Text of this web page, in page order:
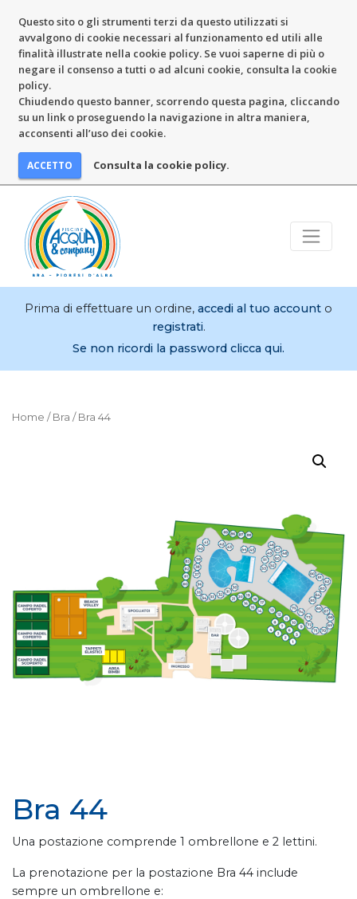
Questo sito o gli strumenti terzi da questo utilizzati si
avvalgono di cookie necessari al funzionamento ed utili alle
finalità illustrate nella cookie policy. Se vuoi saperne di più o
negare il consenso a tutti o ad alcuni cookie, consulta la cookie
policy.
Chiudendo questo banner, scorrendo questa pagina, cliccando
su un link o proseguendo la navigazione in altra maniera,
acconsenti all’uso dei cookie.
Consulta la cookie policy.
Prima di effettuare un ordine, accedi al tuo account o
registrati.
Se non ricordi la password clicca qui.
Home /Bra / Bra 44
Bra 44
Una postazione comprende 1 ombrellone e 2 lettini.
La prenotazione per la postazione Bra 44 include
sempre un ombrellone e: